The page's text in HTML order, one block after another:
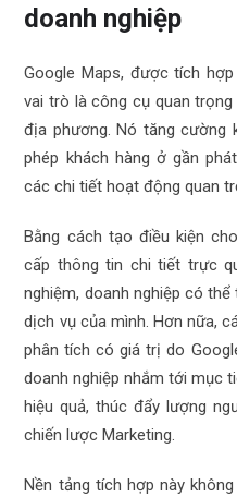
doanh nghiệp
Google Maps, được tích
vai trò là công cụ quan
địa phương. Nó tăng cường
phép khách hàng ở gần
các chi tiết hoạt động quan
Bằng cách tạo điều kiện
cấp thông tin chi tiết trực
nghiệm, doanh nghiệp có
dịch vụ của mình. Hơn nữa,
phân tích có giá trị do
doanh nghiệp nhắm tới mục
hiệu quả, thúc đẩy lượng
chiến lược Marketing.
Nền tảng tích hợp này